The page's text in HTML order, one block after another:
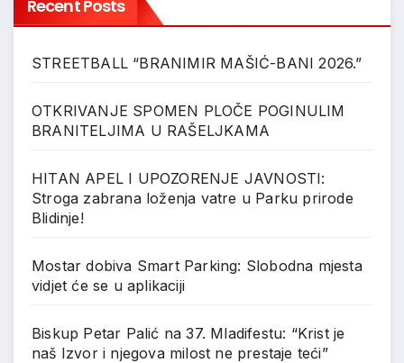
Recent Posts
STREETBALL “BRANIMIR MAŠIĆ-BANI 2026.”
OTKRIVANJE SPOMEN PLOČE POGINULIM
BRANITELJIMA U RAŠELJKAMA
HITAN APEL I UPOZORENJE JAVNOSTI:
Stroga zabrana loženja vatre u Parku prirode
Blidinje!
Mostar dobiva Smart Parking: Slobodna mjesta
vidjet će se u aplikaciji
Biskup Petar Palić na 37. Mladifestu: “Krist je
naš Izvor i njegova milost ne prestaje teći”